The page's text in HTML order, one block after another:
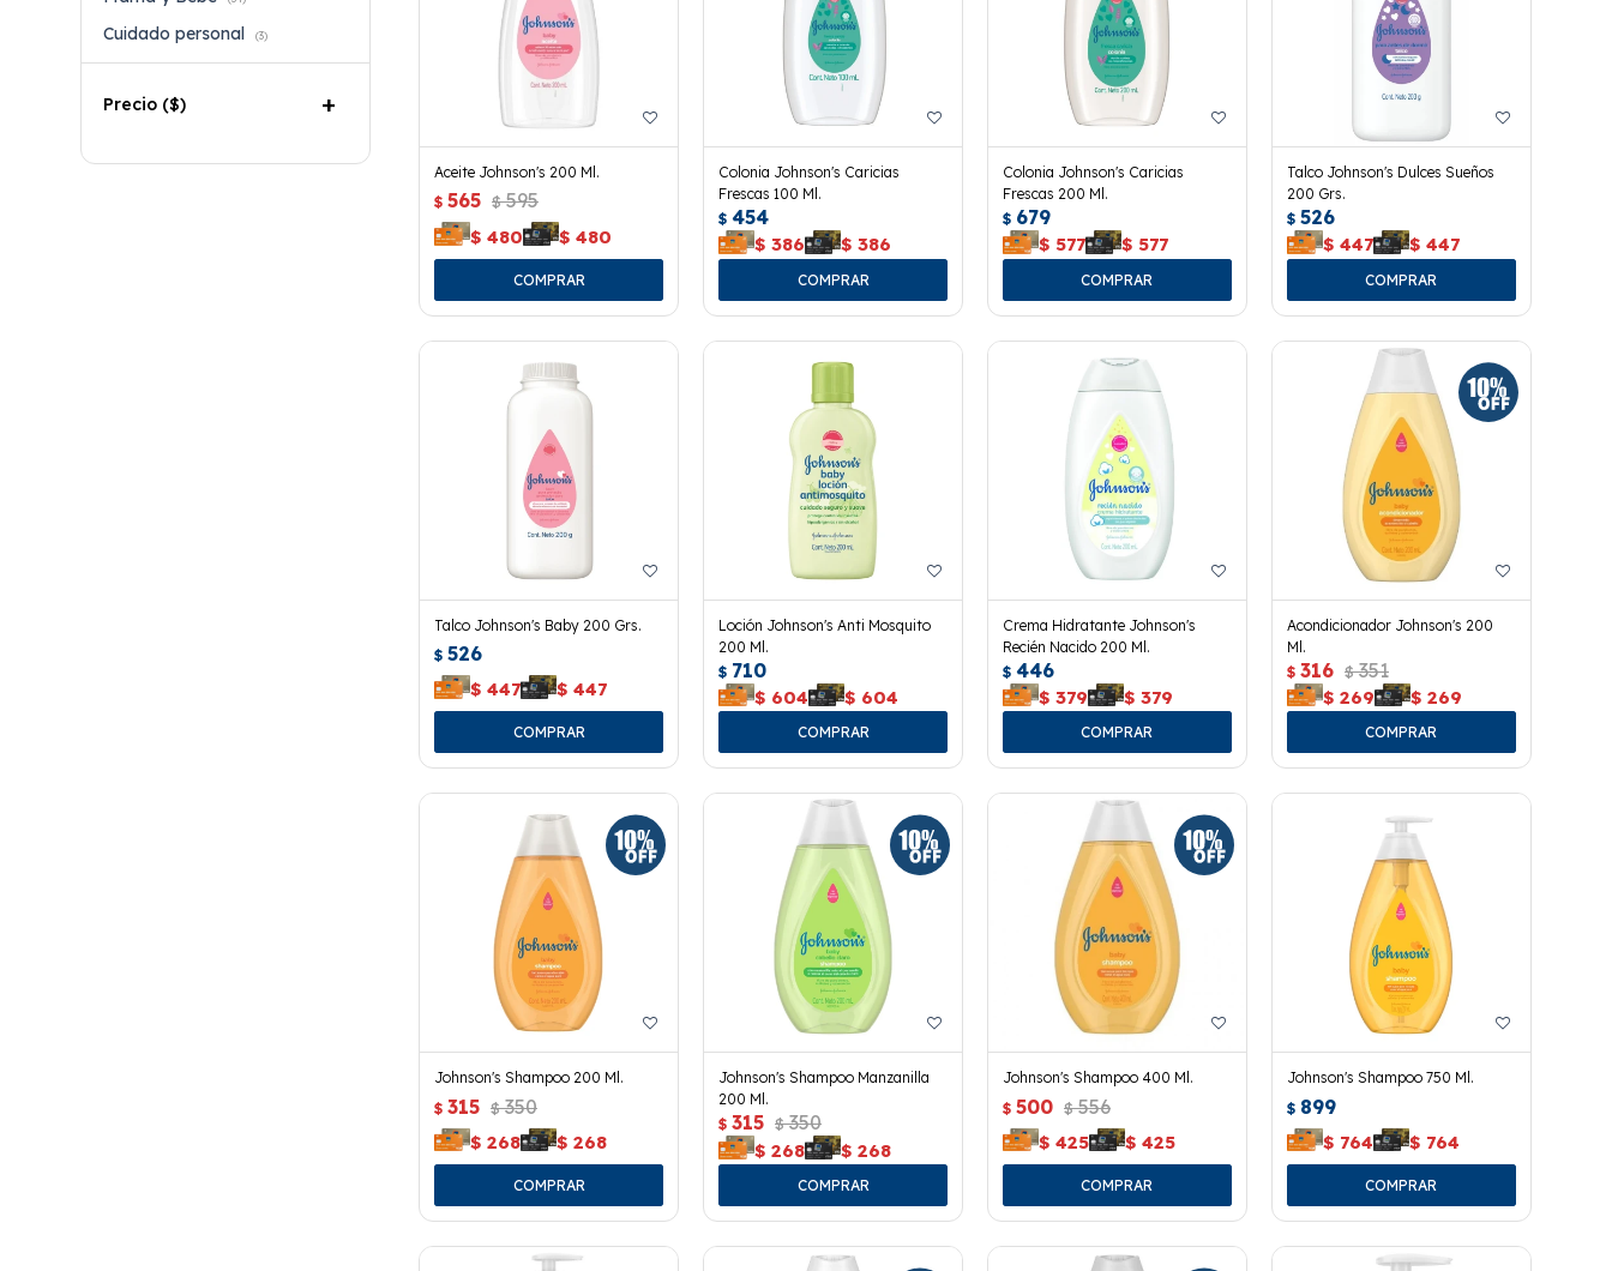
Aceite Johnson's 200 Ml.
$ 565 $ 595
$ 480 $ 480
Colonia Johnson's Caricias
Frescas 100 Ml.
$ 454
$ 386 $ 386
Colonia Johnson's Caricias
Frescas 200 Ml.
$ 679
$ 577 $ 577
Talco Johnson's Dulces Sueños
200 Grs.
$ 526
$ 447 $ 447
Talco Johnson's Baby 200 Grs.
$ 526
$ 447 $ 447
Loción Johnson's Anti Mosquito
200 Ml.
$ 710
$ 604 $ 604
Crema Hidratante Johnson's
Recién Nacido 200 Ml.
$ 446
$ 379 $ 379
Acondicionador Johnson's 200
Ml.
$ 316 $ 351
$ 269 $ 269
Johnson's Shampoo 200 Ml.
$ 315 $ 350
$ 268 $ 268
Johnson's Shampoo Manzanilla
200 Ml.
$ 315 $ 350
$ 268 $ 268
Johnson's Shampoo 400 Ml.
$ 500 $ 556
$ 425 $ 425
Johnson's Shampoo 750 Ml.
$ 899
$ 764 $ 764
Cuidado personal (3)
Precio ($)